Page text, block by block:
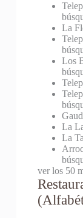
La
Los
La
La
ver los 50